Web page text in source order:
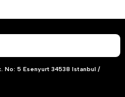
No: 5 Esenyurt 34538 Istanbul /